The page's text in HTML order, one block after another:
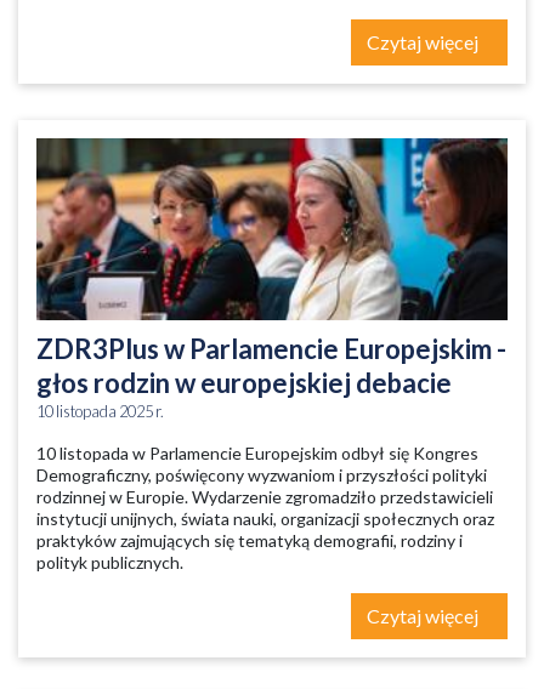
Czytaj więcej
ZDR3Plus w Parlamencie Europejskim -
głos rodzin w europejskiej debacie
10 listopada 2025 r.
10 listopada w Parlamencie Europejskim odbył się Kongres
Demograficzny, poświęcony wyzwaniom i przyszłości polityki
rodzinnej w Europie. Wydarzenie zgromadziło przedstawicieli
instytucji unijnych, świata nauki, organizacji społecznych oraz
praktyków zajmujących się tematyką demografii, rodziny i
polityk publicznych.
Czytaj więcej